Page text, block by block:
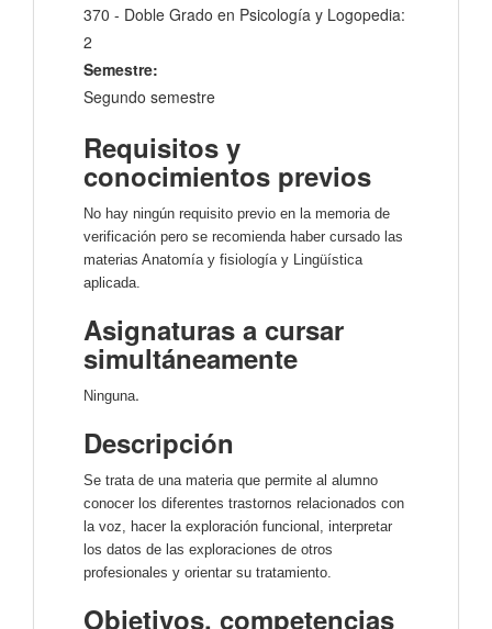
370 - Doble Grado en Psicología y Logopedia:
2
Semestre:
Segundo semestre
Requisitos y
conocimientos previos
No hay ningún requisito previo en la memoria de
verificación pero se recomienda haber cursado las
materias Anatomía y fisiología y Lingüística
aplicada.
Asignaturas a cursar
simultáneamente
Ninguna.
Descripción
Se trata de una materia que permite al alumno
conocer los diferentes trastornos relacionados con
la voz, hacer la exploración funcional, interpretar
los datos de las exploraciones de otros
profesionales y orientar su tratamiento.
Objetivos, competencias